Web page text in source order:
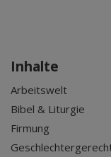
Inhalte
Arbeitswelt
Bibel & Liturgie
Firmung